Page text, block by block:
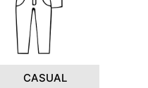
CASUAL